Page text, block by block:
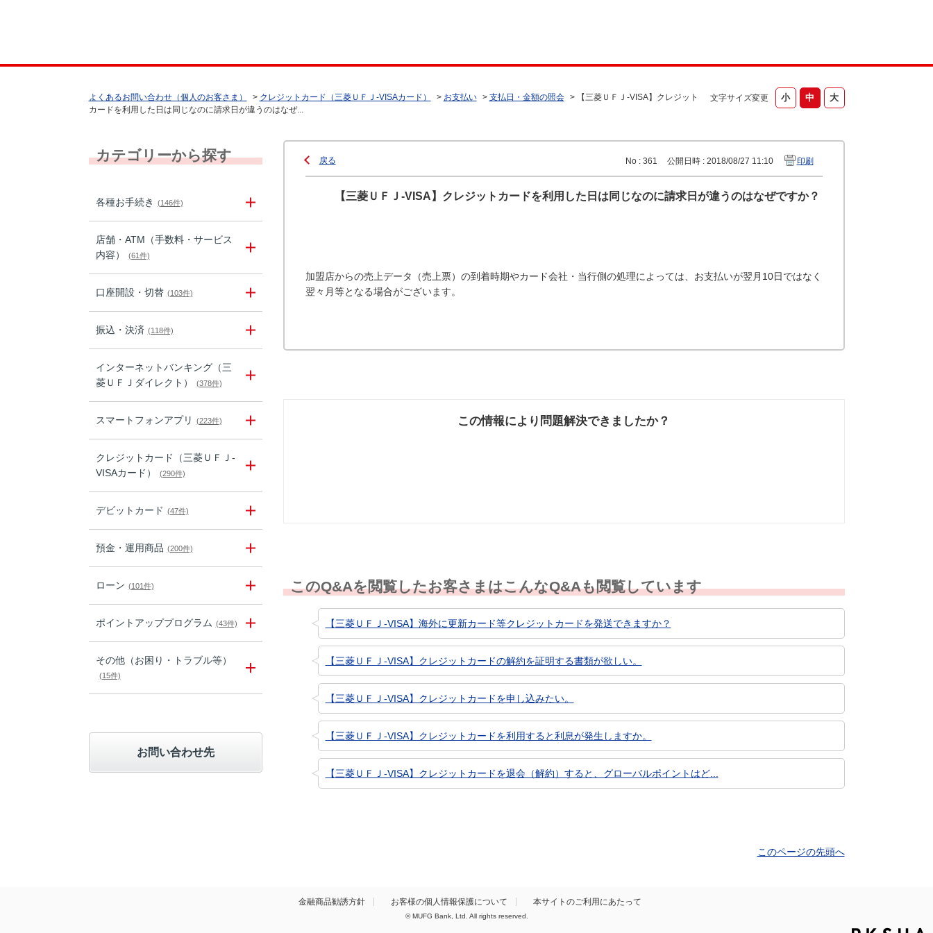
文字サイズ変更
よくあるお問い合わせ（個人のお客さま） > クレジットカード（三菱ＵＦＪ-VISAカード） > お支払い > 支払日・金額の照会 >
【三菱ＵＦＪ-VISA】クレジット
カードを利用した日は同じなのに請求日が違うのはなぜ...
カテゴリーから探す
各種お手続き (146件)
店舗・ATM（手数料・サービス
内容）
(61件)
口座開設・切替 (103件)
振込・決済 (118件)
インターネットバンキング（三
菱ＵＦＪダイレクト）
(378件)
スマートフォンアプリ (223件)
クレジットカード（三菱ＵＦＪ-
VISAカード）
(290件)
デビットカード (47件)
預金・運用商品 (200件)
ローン (101件)
ポイントアッププログラム (43件)
その他（お困り・トラブル等）
(15件)
お問い合わせ先
戻る No : 361 公開日時 : 2018/08/27 11:10 印刷
【三菱ＵＦＪ-VISA】クレジットカードを利用した日は同じなのに請求日が違うのはなぜですか？
加盟店からの売上データ（売上票）の到着時期やカード会社・当行側の処理によっては、お支払いが翌月10日ではなく
翌々月等となる場合がございます。
この情報により問題解決できましたか？
このQ&Aを閲覧したお客さまはこんなQ&Aも閲覧しています
【三菱ＵＦＪ-VISA】海外に更新カード等クレジットカードを発送できますか？
【三菱ＵＦＪ-VISA】クレジットカードの解約を証明する書類が欲しい。
【三菱ＵＦＪ-VISA】クレジットカードを申し込みたい。
【三菱ＵＦＪ-VISA】クレジットカードを利用すると利息が発生しますか。
【三菱ＵＦＪ-VISA】クレジットカードを退会（解約）すると、グローバルポイントはど...
このページの先頭へ
金融商品勧誘方針 お客様の個人情報保護について 本サイトのご利用にあたって
© MUFG Bank, Ltd. All rights reserved.